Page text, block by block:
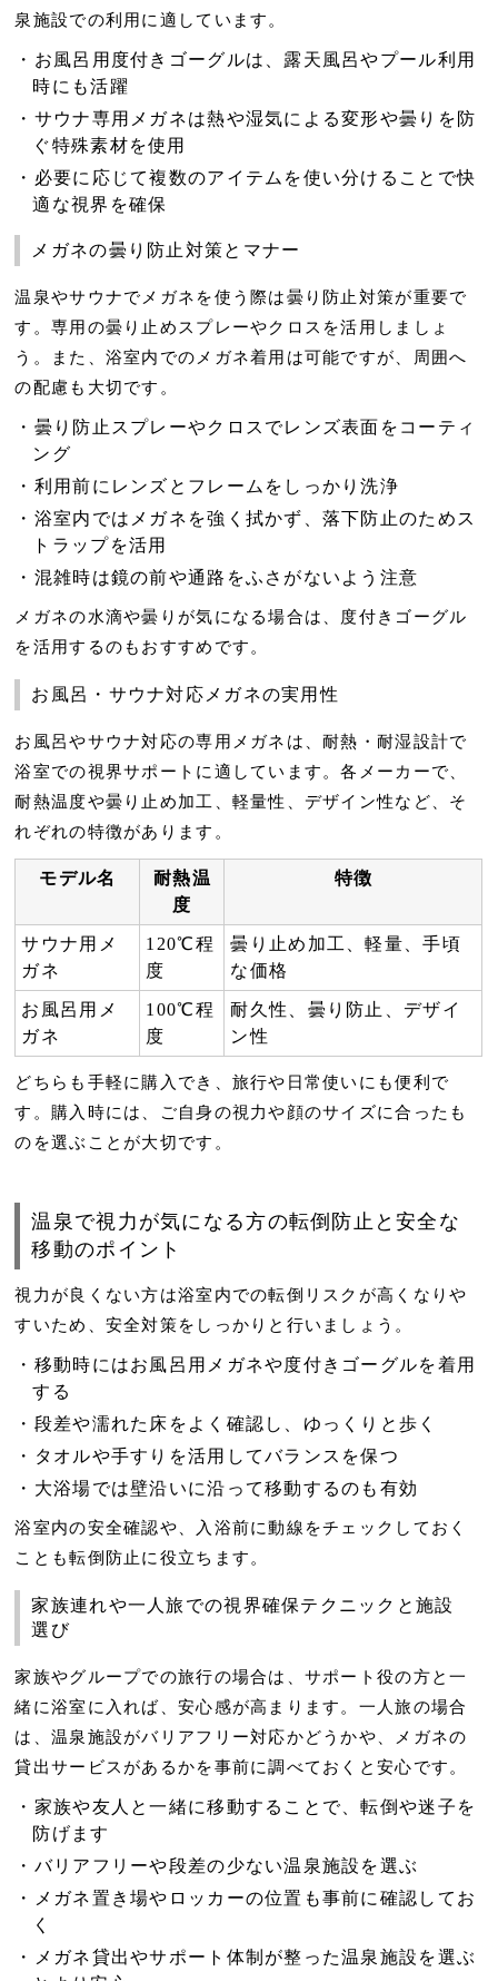
泉施設での利用に適しています。
お風呂用度付きゴーグルは、露天風呂やプール利用
時にも活躍
サウナ専用メガネは熱や湿気による変形や曇りを防
ぐ特殊素材を使用
必要に応じて複数のアイテムを使い分けることで快
適な視界を確保
メガネの曇り防止対策とマナー
温泉やサウナでメガネを使う際は曇り防止対策が重要で
す。専用の曇り止めスプレーやクロスを活用しましょ
う。また、浴室内でのメガネ着用は可能ですが、周囲へ
の配慮も大切です。
曇り防止スプレーやクロスでレンズ表面をコーティ
ング
利用前にレンズとフレームをしっかり洗浄
浴室内ではメガネを強く拭かず、落下防止のためス
トラップを活用
混雑時は鏡の前や通路をふさがないよう注意
メガネの水滴や曇りが気になる場合は、度付きゴーグル
を活用するのもおすすめです。
お風呂・サウナ対応メガネの実用性
お風呂やサウナ対応の専用メガネは、耐熱・耐湿設計で
浴室での視界サポートに適しています。各メーカーで、
耐熱温度や曇り止め加工、軽量性、デザイン性など、そ
れぞれの特徴があります。
モデル名
耐熱温
度
特徴
サウナ用メ
ガネ
120℃程
度
曇り止め加工、軽量、手頃
な価格
お風呂用メ
ガネ
100℃程
度
耐久性、曇り防止、デザイ
ン性
どちらも手軽に購入でき、旅行や日常使いにも便利で
す。購入時には、ご自身の視力や顔のサイズに合ったも
のを選ぶことが大切です。
温泉で視力が気になる方の転倒防止と安全な
移動のポイント
視力が良くない方は浴室内での転倒リスクが高くなりや
すいため、安全対策をしっかりと行いましょう。
移動時にはお風呂用メガネや度付きゴーグルを着用
する
段差や濡れた床をよく確認し、ゆっくりと歩く
タオルや手すりを活用してバランスを保つ
大浴場では壁沿いに沿って移動するのも有効
浴室内の安全確認や、入浴前に動線をチェックしておく
ことも転倒防止に役立ちます。
家族連れや一人旅での視界確保テクニックと施設
選び
家族やグループでの旅行の場合は、サポート役の方と一
緒に浴室に入れば、安心感が高まります。一人旅の場合
は、温泉施設がバリアフリー対応かどうかや、メガネの
貸出サービスがあるかを事前に調べておくと安心です。
家族や友人と一緒に移動することで、転倒や迷子を
防げます
バリアフリーや段差の少ない温泉施設を選ぶ
メガネ置き場やロッカーの位置も事前に確認してお
く
メガネ貸出やサポート体制が整った温泉施設を選ぶ